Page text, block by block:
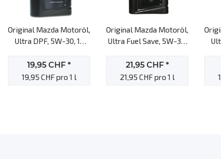
Original Mazda Motoröl,
Ultra DPF, 5W-30, 1L
19,95 CHF *
19,95 CHF pro 1 l
Original Mazda Motoröl,
Ultra Fuel Save, 5W-30,
21,95 CHF *
21,95 CHF pro 1 l